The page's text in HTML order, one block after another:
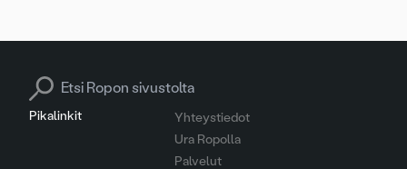
Pikalinkit
Yhteystiedot
Ura Ropolla
Palvelut
Search for: